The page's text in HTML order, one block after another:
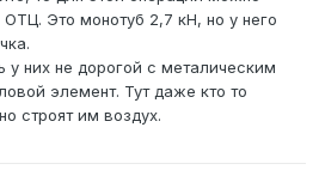
ОТЦ. Это монотуб 2,7 кН, но у него
у них не дорогой с металическим
элемент. Тут даже кто то
строят им воздух.